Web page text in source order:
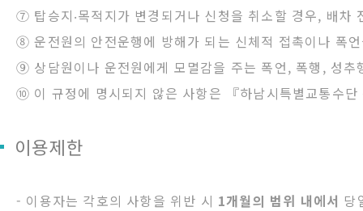
⑦ 탑승지‧목적지가 변경되거나 신청을 취소할 경우, 배차
⑧ 운전원의 안전운행에 방해가 되는 신체적 접촉이나 폭
⑨ 상담원이나 운전원에게 모멸감을 주는 폭언, 폭행, 성추
⑩ 이 규정에 명시되지 않은 사항은 『하남시특별교통수
이용제한
- 이용자는 각호의 사항을 위반 시 1개월의 범위 내에서 당